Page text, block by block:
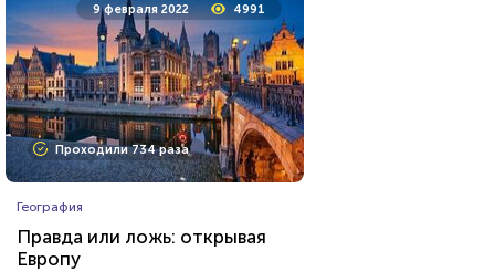
Проходили 1034 раза
Тест по географии: столицы
Южной и Северной Америки
9 февраля 2022 4991
Проходили 734 раза
География
Правда или ложь: открывая
Европу